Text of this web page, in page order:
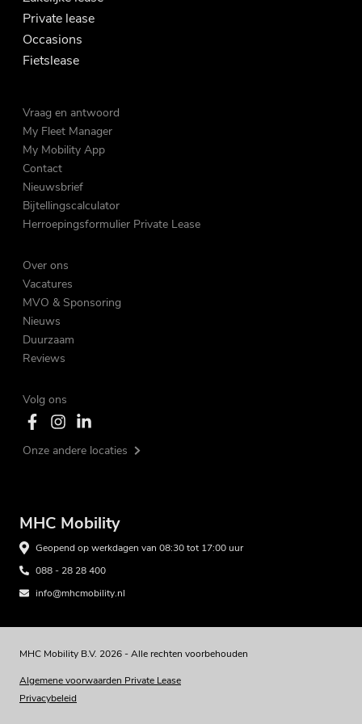
Private lease
Occasions
Fietslease
Vraag en antwoord
My Fleet Manager
My Mobility App
Contact
Nieuwsbrief
Bijtellingscalculator
Herroepingsformulier Private Lease
Over ons
Vacatures
MVO & Sponsoring
Nieuws
Duurzaam
Reviews
Volg ons
Onze andere locaties
MHC Mobility
Geopend op werkdagen van 08:30 tot 17:00 uur
088 - 28 28 400
info@mhcmobility.nl
MHC Mobility B.V. 2026 - Alle rechten voorbehouden
Algemene voorwaarden Private Lease
Privacybeleid